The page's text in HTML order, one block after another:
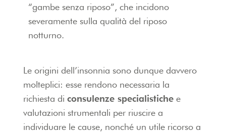
“gambe senza riposo”, che incidono
severamente sulla qualità del riposo
notturno.
Le origini dell’insonnia sono dunque davvero
molteplici: esse rendono necessaria la
richiesta di consulenze specialistichee
valutazioni strumentali per riuscire a
individuare le cause, nonché un utile ricorso a